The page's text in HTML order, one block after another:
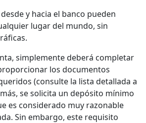
y hacia el banco pueden
lugar del mundo, sin
simplemente deberá completar
los documentos
(consulte la lista detallada a
se solicita un depósito mínimo
es considerado muy razonable
Sin embargo, este requisito